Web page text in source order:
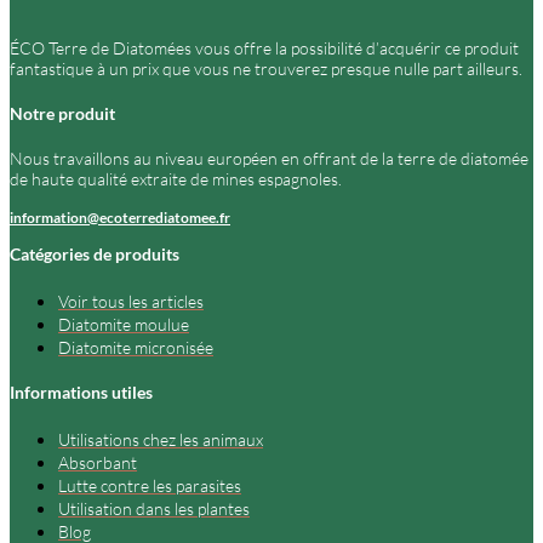
ÉCO Terre de Diatomées vous offre la possibilité d’acquérir ce produit
fantastique à un prix que vous ne trouverez presque nulle part ailleurs.
Notre produit
Nous travaillons au niveau européen en offrant de la terre de diatomée
de haute qualité extraite de mines espagnoles.
information@ecoterrediatomee.fr
Catégories de produits
Voir tous les articles
Diatomite moulue
Diatomite micronisée
Informations utiles
Utilisations chez les animaux
Absorbant
Lutte contre les parasites
Utilisation dans les plantes
Blog